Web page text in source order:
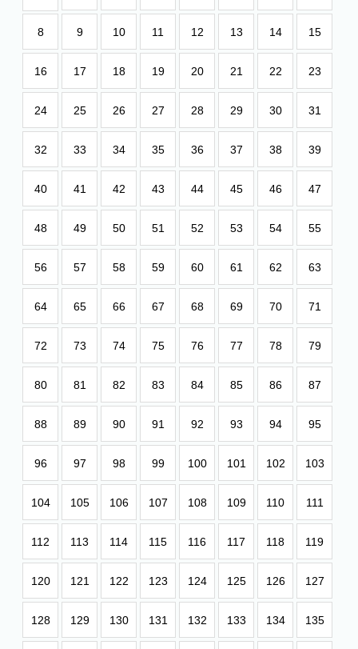
8 9 10 11 12 13 14 15
16 17 18 19 20 21 22 23
24 25 26 27 28 29 30 31
32 33 34 35 36 37 38 39
40 41 42 43 44 45 46 47
48 49 50 51 52 53 54 55
56 57 58 59 60 61 62 63
64 65 66 67 68 69 70 71
72 73 74 75 76 77 78 79
80 81 82 83 84 85 86 87
88 89 90 91 92 93 94 95
96 97 98 99 100 101 102 103
104 105 106 107 108 109 110 111
112 113 114 115 116 117 118 119
120 121 122 123 124 125 126 127
128 129 130 131 132 133 134 135